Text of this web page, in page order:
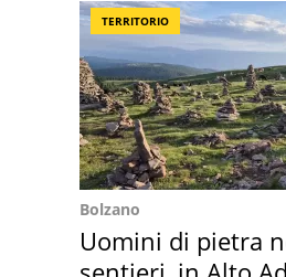
TERRITORIO
Bolzano
Uomini di pietra